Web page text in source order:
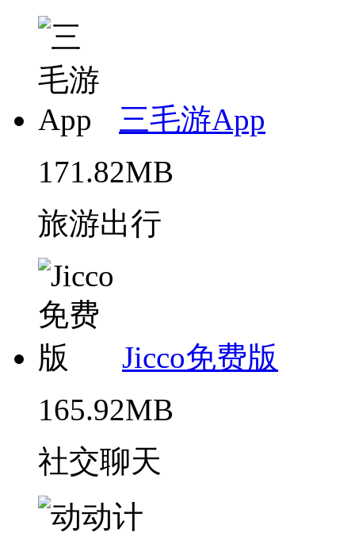
三毛游App
171.82MB
旅游出行
Jicco免费版
165.92MB
社交聊天